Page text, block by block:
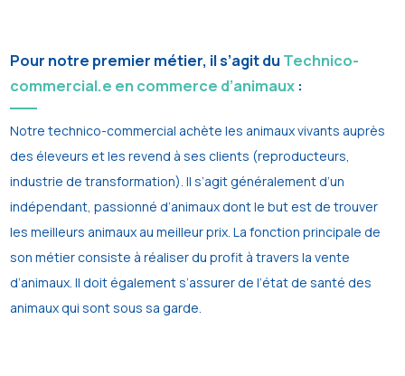
Pour notre premier métier, il s’agit du Technico-
commercial.e en commerce d’animaux :
Notre technico-commercial achète les animaux vivants auprès
des éleveurs et les revend à ses clients (reproducteurs,
industrie de transformation). Il s’agit généralement d’un
indépendant, passionné d’animaux dont le but est de trouver
les meilleurs animaux au meilleur prix. La fonction principale de
son métier consiste à réaliser du profit à travers la vente
d’animaux. Il doit également s’assurer de l’état de santé des
animaux qui sont sous sa garde.